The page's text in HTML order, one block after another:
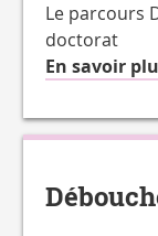
Le parcours
doctorat
En savoir